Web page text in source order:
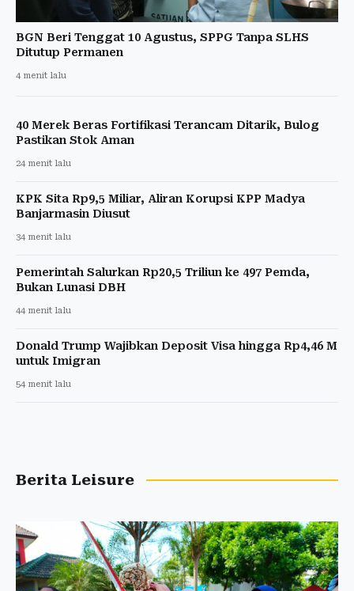
BGN Beri Tenggat 10 Agustus, SPPG Tanpa SLHS
Ditutup Permanen
4 menit lalu
40 Merek Beras Fortifikasi Terancam Ditarik, Bulog
Pastikan Stok Aman
24 menit lalu
KPK Sita Rp9,5 Miliar, Aliran Korupsi KPP Madya
Banjarmasin Diusut
34 menit lalu
Pemerintah Salurkan Rp20,5 Triliun ke 497 Pemda,
Bukan Lunasi DBH
44 menit lalu
Donald Trump Wajibkan Deposit Visa hingga Rp4,46 M
untuk Imigran
54 menit lalu
Berita Leisure